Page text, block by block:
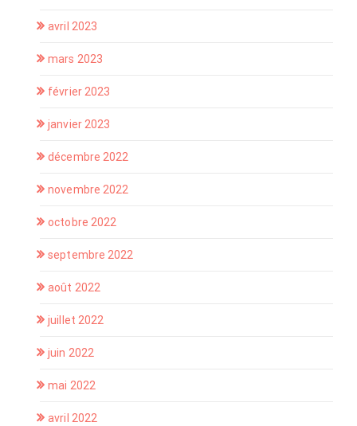
avril 2023
mars 2023
février 2023
janvier 2023
décembre 2022
novembre 2022
octobre 2022
septembre 2022
août 2022
juillet 2022
juin 2022
mai 2022
avril 2022